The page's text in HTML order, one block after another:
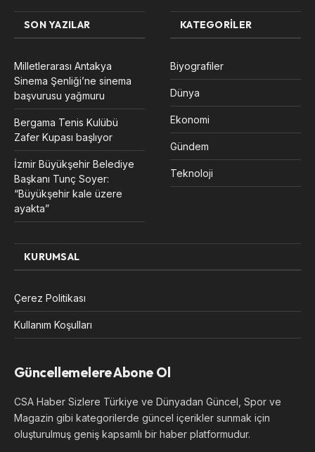
SON YAZILAR
Milletlerarası Antakya
Sinema Şenliği’ne sinema
başvurusu yağmuru
Bergama Tenis Kulübü
Zafer Kupası başlıyor
İzmir Büyükşehir Belediye
Başkanı Tunç Soyer:
“Büyükşehir kale üzere
ayakta”
KATEGORILER
Biyografiler
Dünya
Ekonomi
Gündem
Teknoloji
KURUMSAL
Çerez Politikası
Kullanım Koşulları
Güncellemelere Abone Ol
CSA Haber Sizlere Türkiye ve Dünyadan Güncel, Spor ve
Magazin gibi kategorilerde güncel içerikler sunmak için
oluşturulmuş geniş kapsamlı bir haber platformudur.